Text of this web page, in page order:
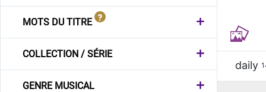
MOTS DU TITRE
COLLECTION / SÉRIE
GENRE MUSICAL
daily